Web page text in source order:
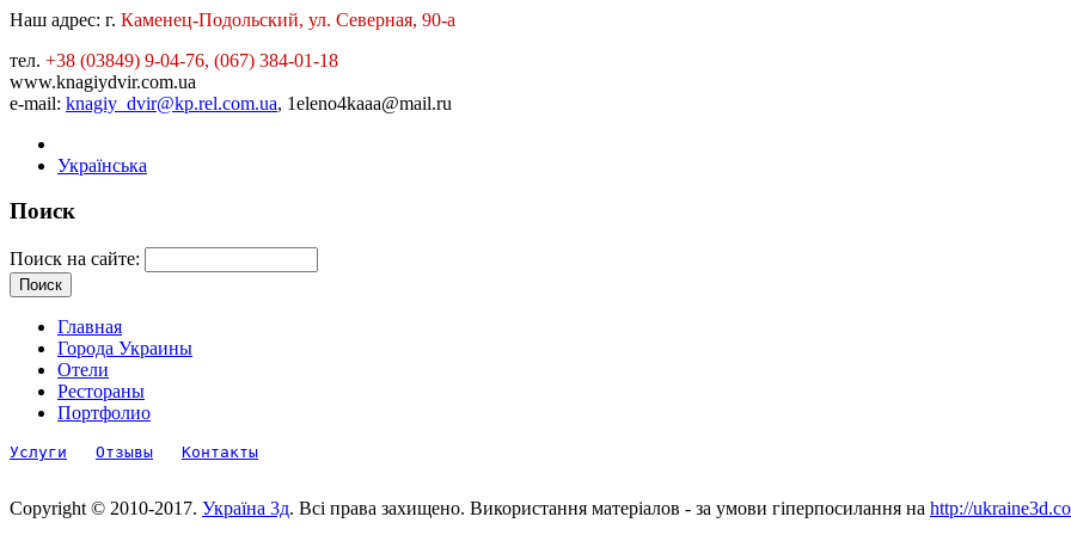
Наш адрес: г. Каменец-Подольский, ул. Северная, 90-а
тел. +38 (03849) 9-04-76, (067) 384-01-18
www.knagiydvir.com.ua
e-mail: knagiy_dvir@kp.rel.com.ua, 1eleno4kaaa@mail.ru
Українська
Поиск
Поиск на сайте:
Главная
Города Украины
Отели
Рестораны
Портфолио
Услуги Отзывы Контакты
Copyright © 2010-2017. Україна 3д. Всі права захищено. Використання матеріалов - за умови гіперпосилання на http://